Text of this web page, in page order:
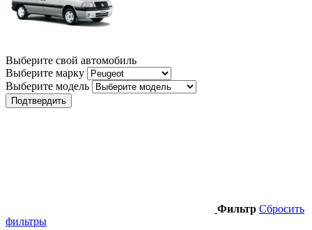
Выберите свой автомобиль
Выберите марку
Выберите модель
Подтвердить
Фильтр Сбросить
фильтры